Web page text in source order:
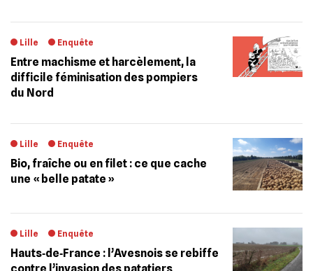
Lille Enquête
Entre machisme et harcèlement, la
difficile féminisation des pompiers
du Nord
Lille Enquête
Bio, fraîche ou en filet : ce que cache
une « belle patate »
Lille Enquête
Hauts‐de‐France : l’Avesnois se rebiffe
contre l’invasion des patatiers